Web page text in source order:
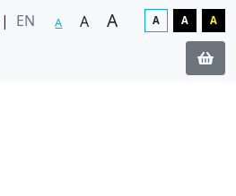
| EN A A A A A A